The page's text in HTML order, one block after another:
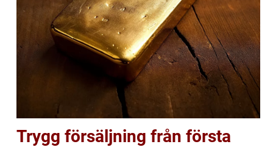
Trygg försäljning från första